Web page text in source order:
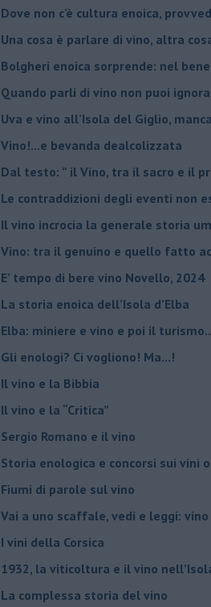
​Dove non c’è cultura enoica,
​Una cosa è parlare di vino, altra
Bolgheri enoica sorprende: nel
​Quando parli di vino non puoi
Uva e vino all’Isola del Giglio,
​Vino!...e bevanda dealcolizzata
​Dal testo: ” il Vino, tra il sacro e il
Le contraddizioni degli eventi non
​Il vino incrocia la generale storia
Vino: tra il genuino e quello fatto
E’ tempo di bere vino Novello, 2024
La storia enoica dell’Isola d’Elba
Elba: miniere e vino e poi il
​Gli enologi? Ci vogliono! Ma...!
​Il vino e la Bibbia
​Il vino e la “Critica”
Sergio Romano e il vino
​Storia enologica e concorsi sui vini
Fiumi di parole sul vino
​Vai a uno scaffale, vedi e leggi: vino
​I vini della Corsica
​1932, la viticoltura e il vino
​La complessa storia del vino